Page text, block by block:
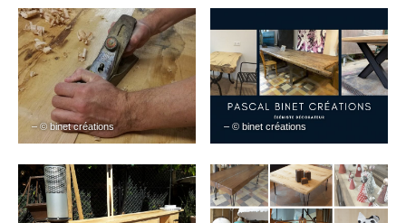
– © binet créations – © binet créations